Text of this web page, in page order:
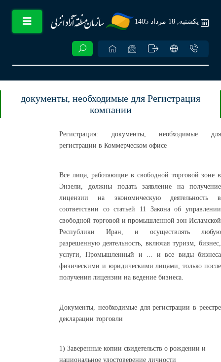
يکشنبه, 18 مرداد 1405
документы, необходимые для Регистрация
компании
Регистрация: документы, необходимые для
регистрации в Коммерческом офисе
Все лица, работающие в свободной торговой зоне в
Энзели, должны подать заявление на получение
лицензии на экономическую деятельность в
соответствии со статьей 11 Закона об управлении
свободной торговой и промышленной зон Исламской
Республики Иран, и осуществлять любую
разрешенную деятельность, включая туризм, бизнес,
услуги, Промышленный и ... и все виды бизнеса
физическими и юридическими лицами, только после
получения лицензии на ведение бизнеса.
Документы, необходимые для регистрации в реестре
декларации торговли
1) Заверенные копии свидетельств о рождении и
национальное удостоверение личности